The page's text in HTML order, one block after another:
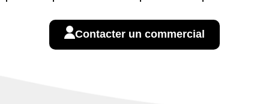
Contacter un commercial